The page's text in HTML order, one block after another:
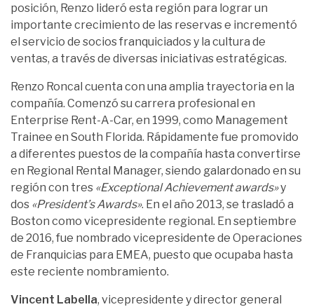
posición, Renzo lideró esta región para lograr un
importante crecimiento de las reservas e incrementó
el servicio de socios franquiciados y la cultura de
ventas, a través de diversas iniciativas estratégicas.
Renzo Roncal cuenta con una amplia trayectoria en la
compañía. Comenzó su carrera profesional en
Enterprise Rent-A-Car, en 1999, como Management
Trainee en South Florida. Rápidamente fue promovido
a diferentes puestos de la compañía hasta convertirse
en Regional Rental Manager, siendo galardonado en su
región con tres «Exceptional Achievement awards»y
dos «President’s Awards». En el año 2013, se trasladó a
Boston como vicepresidente regional. En septiembre
de 2016, fue nombrado vicepresidente de Operaciones
de Franquicias para EMEA, puesto que ocupaba hasta
este reciente nombramiento.
Vincent Labella, vicepresidente y director general